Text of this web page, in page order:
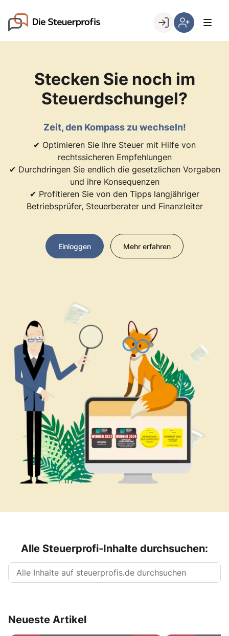
content
Go to landing page.
Willkommen
Steuerprofis
Hier
sich
registrieren,
wenn
bereits
sind
Stecken Sie noch im
Steuerdschungel?
Zeit, den Kompass zu wechseln!
✔ Optimieren Sie Ihre Steuer mit Hilfe von
rechtssicheren Empfehlungen
✔ Durchdringen Sie endlich die gesetzlichen Vorgaben
und ihre Konsequenzen
✔ Profitieren Sie von den Tipps langjähriger
Betriebsprüfer, Steuerberater und Finanzleiter
Einloggen Mehr erfahren
Alle Steuerprofi-Inhalte durchsuchen:
Neueste Artikel